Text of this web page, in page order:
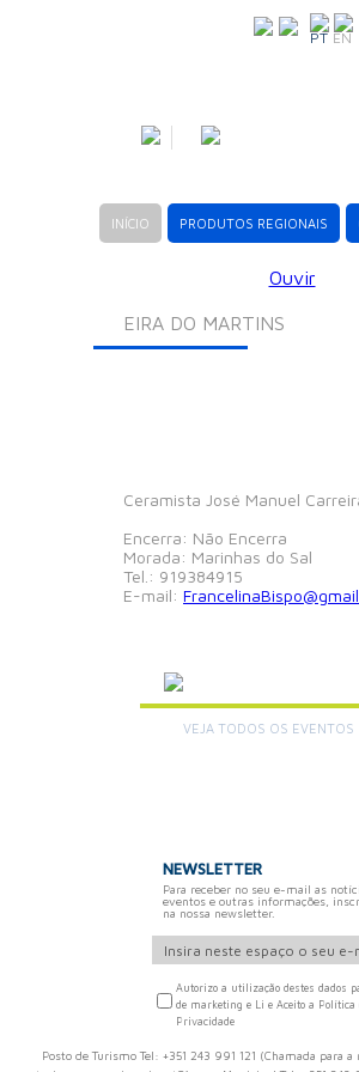
PT EN
INÍCIO PRODUTOS REGIONAIS
Ouvir
EIRA DO MARTINS
Ceramista José Manuel
Encerra: Não Encerra
Morada: Marinhas do Sal
Tel.: 919384915
E-mail:
VEJA TODOS OS EVENTOS
NEWSLETTER
Para receber no seu e-mail as
eventos e outras informações,
na nossa newsletter.
Autorizo a utilização destes dados
de marketing e Li e Aceito a Política
Privacidade
Posto de Turismo Tel: +351 243 991 121 (Chamada para